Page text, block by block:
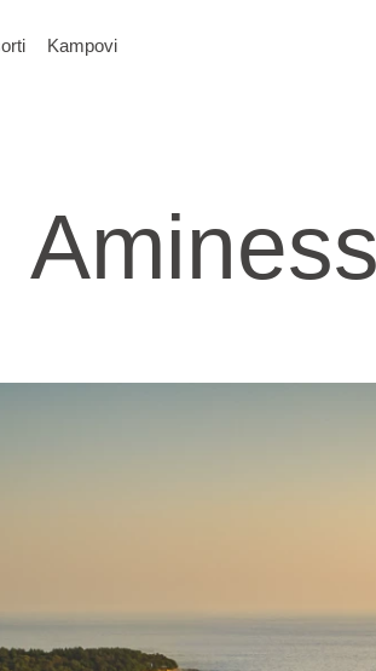
Kampovi